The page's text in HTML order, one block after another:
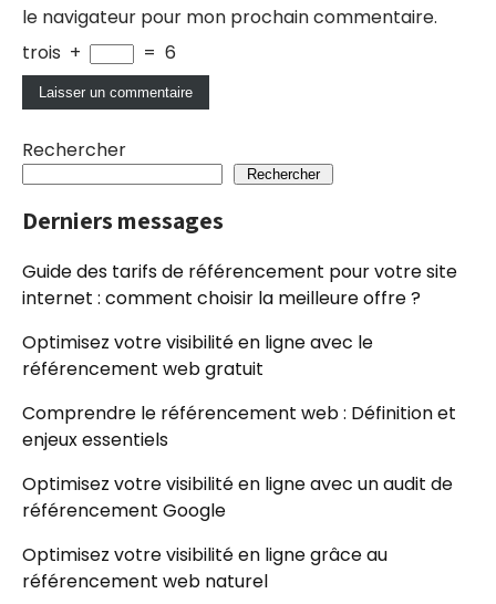
le navigateur pour mon prochain commentaire.
trois + = 6
Rechercher
Rechercher
Derniers messages
Guide des tarifs de référencement pour votre site
internet : comment choisir la meilleure offre ?
Optimisez votre visibilité en ligne avec le
référencement web gratuit
Comprendre le référencement web : Définition et
enjeux essentiels
Optimisez votre visibilité en ligne avec un audit de
référencement Google
Optimisez votre visibilité en ligne grâce au
référencement web naturel